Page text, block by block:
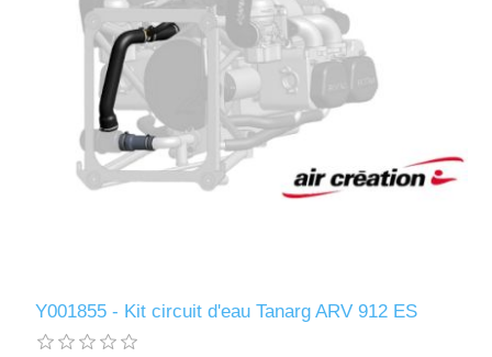
Y001855 - Kit circuit d'eau Tanarg ARV 912 ES